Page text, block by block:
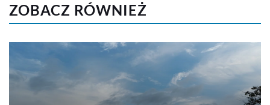
ZOBACZ RÓWNIEŻ